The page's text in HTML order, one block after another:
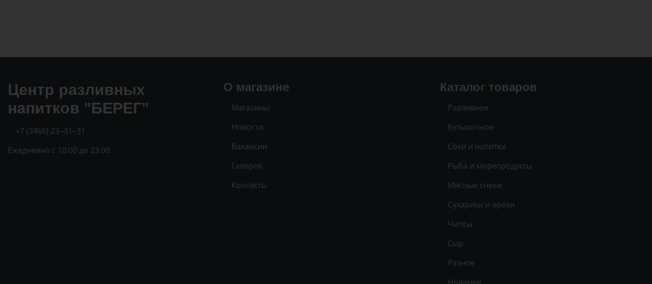
О магазине
Магазины
Новости
Вакансии
Галерея
Контакты
Каталог товаров
Разливное
Бутылочное
Соки и напитки
Рыба и морепродукты
Мясные снеки
Сухарики и орехи
Чипсы
Сыр
Разное
Центр разливных
напитков "БЕРЕГ"
+7 (3466) 23‒31‒31
Ежедневно с 10:00 до 23:00